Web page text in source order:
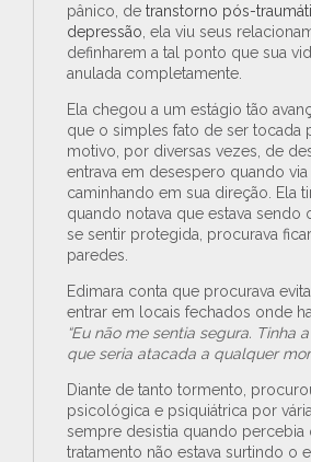
pânico, de transtorno pós-
depressão , ela viu seus
definharem a tal ponto que sua
anulada completamente.
Ela chegou a um estágio tão
que o simples fato de ser tocada
motivo, por diversas vezes, de
entrava em desespero quando
caminhando em sua direção. Ela
quando notava que estava sendo
se sentir protegida, procurava
paredes.
Edimara conta que procurava
entrar em locais fechados onde
“Eu não me sentia segura. Tinha
que seria atacada a qualquer
Diante de tanto tormento,
psicológica e psiquiátrica por
sempre desistia quando percebia
tratamento não estava surtindo o